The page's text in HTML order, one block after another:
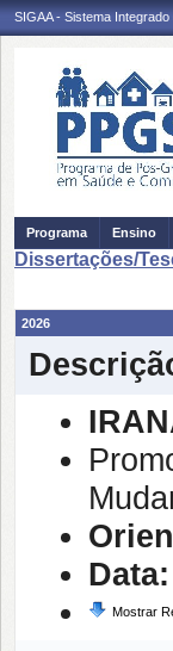
SIGAA - Sistema
Programa Ensino
Dissertações/
2026
Data:
Mostrar